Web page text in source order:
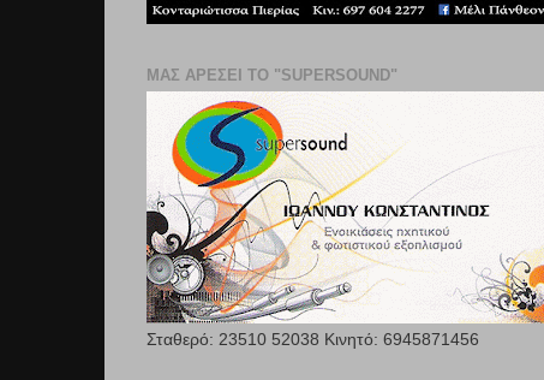
ΜΑΣ ΑΡΕΣΕΙ ΤΟ "SUPERSOUND"
Σταθερό: 23510 52038 Κινητό: 6945871456